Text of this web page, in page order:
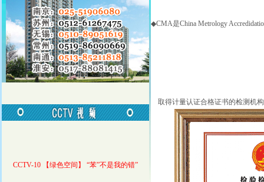
CCTV-10 【绿色空间】 “苯”不是我的错”
◆CMA是China Metrology
取得计量认证合格证书的检测机